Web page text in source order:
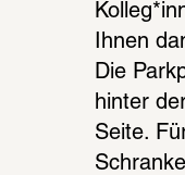
Ihnen
Die
hinter
Seite.